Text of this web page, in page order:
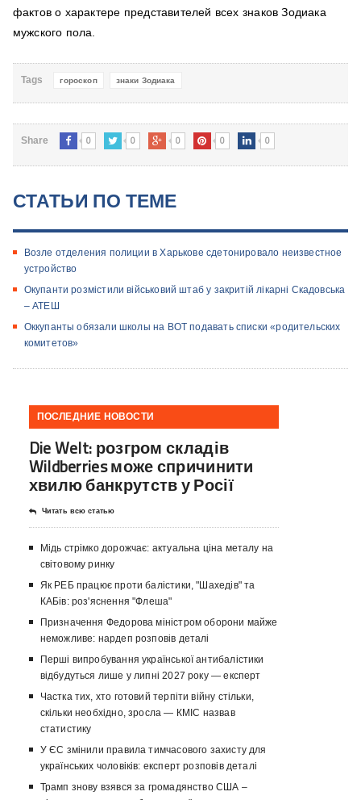
фактов о характере представителей всех знаков Зодиака
мужского пола.
Tags гороскоп знаки Зодиака
Share 0 0 0 0 0
СТАТЬИ ПО ТЕМЕ
Возле отделения полиции в Харькове сдетонировало неизвестное
устройство
Окупанти розмістили військовий штаб у закритій лікарні Скадовська
– АТЕШ
Оккупанты обязали школы на ВОТ подавать списки «родительских
комитетов»
ПОСЛЕДНИЕ НОВОСТИ
Die Welt: розгром складів
Wildberries може спричинити
хвилю банкрутств у Росії
Читать всю статью
Мідь стрімко дорожчає: актуальна ціна металу на
світовому ринку
Як РЕБ працює проти балістики, "Шахедів" та
КАБів: роз'яснення "Флеша"
Призначення Федорова міністром оборони майже
неможливе: нардеп розповів деталі
Перші випробування української антибалістики
відбудуться лише у липні 2027 року — експерт
Частка тих, хто готовий терпіти війну стільки,
скільки необхідно, зросла — КМІС назвав
статистику
У ЄС змінили правила тимчасового захисту для
українських чоловіків: експерт розповів деталі
Трамп знову взявся за громадянство США –